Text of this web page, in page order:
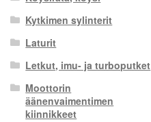
Kytkimen sylinterit
Laturit
Letkut, imu- ja turboputket
Moottorin
äänenvaimentimen
kiinnikkeet